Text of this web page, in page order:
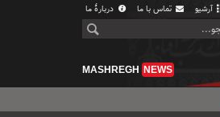
آرشیو تماس با ما دربارهٔ ما
MASHREGH NEWS